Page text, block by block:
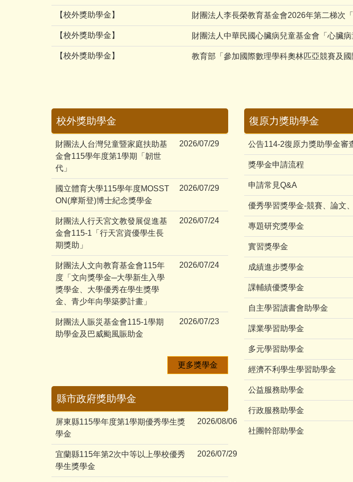
【校外獎助學金】 財團法人李長榮教育基金會2026年第二梯次
【校外獎助學金】 財團法人中華民國心臟病兒童基金會「心臟病
【校外獎助學金】 教育部「參加國際數理學科奧林匹亞競賽及
校外獎助學金
財團法人台灣兒童暨家庭扶助基
金會115學年度第1學期「韌世
代」
2026/07/29
國立體育大學115學年度MOSST
ON(摩斯登)博士紀念獎學金
2026/07/29
財團法人行天宮文教發展促進基
金會115-1「行天宮資優學生長
期獎助」
2026/07/24
財團法人文向教育基金會115年
度「文向獎學金─大學新生入學
獎學金、大學優秀在學生獎學
金、青少年向學築夢計畫」
2026/07/24
財團法人賑災基金會115-1學期
助學金及巴威颱風賑助金
2026/07/23
更多獎學金
縣市政府獎助學金
屏東縣115學年度第1學期優秀學生獎
學金
2026/08/06
宜蘭縣115年第2次中等以上學校優秀
學生獎學金
2026/07/29
復原力獎助學金
公告114-2復原力獎助學金審
獎學金申請流程
申請常見Q&A
優秀學習獎學金-競賽、論文
專題研究獎學金
實習獎學金
成績進步獎學金
課輔績優獎學金
自主學習讀書會助學金
課業學習助學金
多元學習助學金
經濟不利學生學習助學金
公益服務助學金
行政服務助學金
社團幹部助學金